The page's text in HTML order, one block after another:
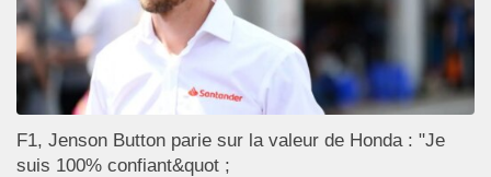
F1, Jenson Button parie sur la valeur de Honda : "Je
suis 100% confiant&quot ;